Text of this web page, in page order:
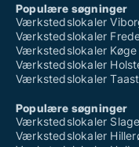
Populære søgninger
Værkstedslokaler
Værkstedslokaler
Værkstedslokaler Køge
Værkstedslokaler
Værkstedslokaler
Populære søgninger
Værkstedslokaler
Værkstedslokaler